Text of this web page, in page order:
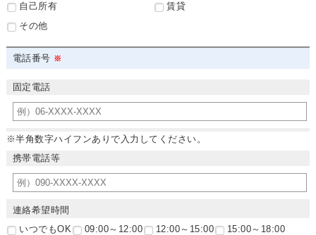
自己所有
賃貸
その他
電話番号
固定電話
※半角数字ハイフンありで入力してください。
携帯電話等
連絡希望時間
いつでもOK
09:00～12:00 12:00～15:00 15:00～18:00